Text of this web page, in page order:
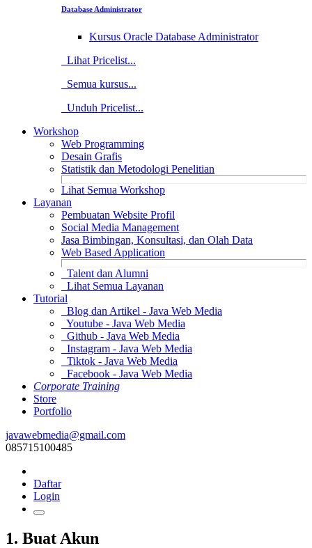
Database Administrator
Kursus Oracle Database Administrator
Lihat Pricelist...
Semua kursus...
Unduh Pricelist...
Workshop
Web Programming
Desain Grafis
Statistik dan Metodologi Penelitian
Lihat Semua Workshop
Layanan
Pembuatan Website Profil
Social Media Management
Jasa Bimbingan, Konsultasi, dan Olah Data
Web Based Application
Talent dan Alumni
Lihat Semua Layanan
Tutorial
Blog dan Artikel - Java Web Media
Youtube - Java Web Media
Github - Java Web Media
Instagram - Java Web Media
Tiktok - Java Web Media
Facebook - Java Web Media
Corporate Training
Store
Portfolio
javawebmedia@gmail.com
085715100485
Daftar
Login
1. Buat Akun